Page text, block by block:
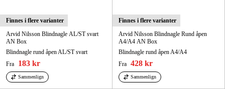
Finnes i flere varianter
Arvid Nilsson Blindnagle AL/ST svart
AN Box
Blindnagle rund åpen AL/ST svart
Fra
183 kr
Sammenlign
Finnes i flere varianter
Arvid Nilsson Blindnagle Rund åpen
A4/A4 AN Box
Blindnagle rund åpen A4/A4
Fra 428 kr
Sammenlign